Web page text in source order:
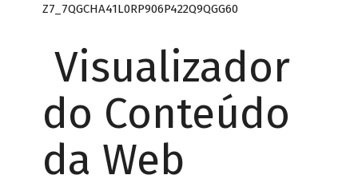
Z7_7QGCHA41L0RP906P422Q9QGG60
Visualizador
do Conteúdo
da Web